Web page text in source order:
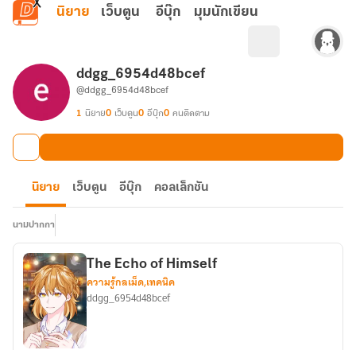
ข้ามไปยังเนื้อหาหลัก
นิยาย เว็บตูน อีบุ๊ก มุมนักเขียน
ddgg_6954d48bcef
@ddgg_6954d48bcef
1 นิยาย0 เว็บตูน0 อีบุ๊ก0 คนติดตาม
นิยาย เว็บตูน อีบุ๊ก คอลเล็กชัน
นามปากกา
The Echo of Himself
ความรู้กลเม็ด,เทคนิค
ddgg_6954d48bcef